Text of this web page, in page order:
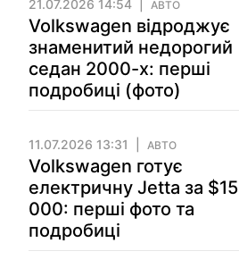
21.07.2026 14:54 АВТО
Volkswagen відроджує
знаменитий недорогий
седан 2000-х: перші
подробиці (фото)
11.07.2026 13:31 АВТО
Volkswagen готує
електричну Jetta за $15
000: перші фото та
подробиці